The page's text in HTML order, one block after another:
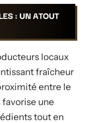
: UN ATOUT
locaux
fraîcheur
entre le
une
tout en